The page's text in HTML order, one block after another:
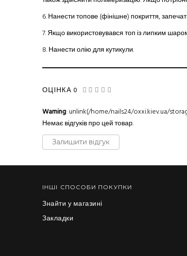
6.Нанести топове (фінішне) покриття,
7.Якщо використовувався топ із липким
8.Нанести олію для кутикули.
ОЦІНКА 0
Warning: unlink(/home/nails24/oxxi.kiev.ua/
Немає відгуків про цей товар.
Залишити відгук
ІНШІ СПОСОБИ ПОКУПКИ
Знайти у магазині
Закладки